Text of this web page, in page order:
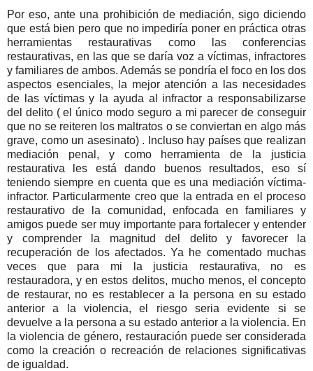
Por eso, ante una prohibición de mediación, sigo diciendo
que está bien pero que no impediría poner en práctica otras
herramientas restaurativas como las conferencias
restaurativas, en las que se daría voz a víctimas, infractores
y familiares de ambos. Además se pondría el foco en los dos
aspectos esenciales, la mejor atención a las necesidades
de las víctimas y la ayuda al infractor a responsabilizarse
del delito ( el único modo seguro a mi parecer de conseguir
que no se reiteren los maltratos o se conviertan en algo más
grave, como un asesinato) . Incluso hay países que realizan
mediación penal, y como herramienta de la justicia
restaurativa les está dando buenos resultados, eso sí
teniendo siempre en cuenta que es una mediación víctima-
infractor. Particularmente creo que la entrada en el proceso
restaurativo de la comunidad, enfocada en familiares y
amigos puede ser muy importante para fortalecer y entender
y comprender la magnitud del delito y favorecer la
recuperación de los afectados. Ya he comentado muchas
veces que para mi la justicia restaurativa, no es
restauradora, y en estos delitos, mucho menos, el concepto
de restaurar, no es restablecer a la persona en su estado
anterior a la violencia, el riesgo seria evidente si se
devuelve a la persona a su estado anterior a la violencia. En
la violencia de género, restauración puede ser considerada
como la creación o recreación de relaciones significativas
de igualdad.